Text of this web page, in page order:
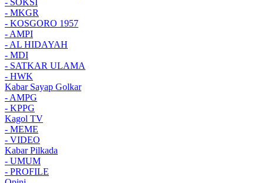
- SOKSI
- MKGR
- KOSGORO 1957
- AMPI
- AL HIDAYAH
- MDI
- SATKAR ULAMA
- HWK
Kabar Sayap Golkar
- AMPG
- KPPG
Kagol TV
- MEME
- VIDEO
Kabar Pilkada
- UMUM
- PROFILE